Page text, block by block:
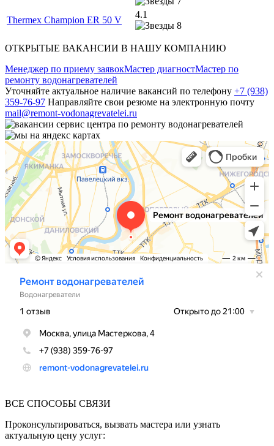
Thermex Champion ER 50 V
4.1
ОТКРЫТЫЕ ВАКАНСИИ В НАШУ КОМПАНИЮ
Менеджер по приему заявокМастер диагностМастер по
ремонту водонагревателей
Уточняйте актуальное наличие вакансий по телефону +7 (938)
359-76-97 Направляйте свои резюме на электронную почту
mail@remont-vodonagrevatelei.ru
ВСЕ СПОСОБЫ СВЯЗИ
Проконсультироваться, вызвать мастера или узнать
актуальную цену услуг: